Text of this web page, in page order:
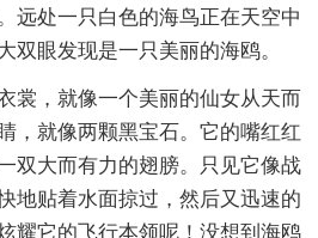
远处一只白色的海鸟正在天空中
双眼发现是一只美丽的海鸥。
裳，就像一个美丽的仙女从天而
，就像两颗黑宝石。它的嘴红红
双大而有力的翅膀。只见它像战
地贴着水面掠过，然后又迅速的
耀它的飞行本领呢！没想到海鸥